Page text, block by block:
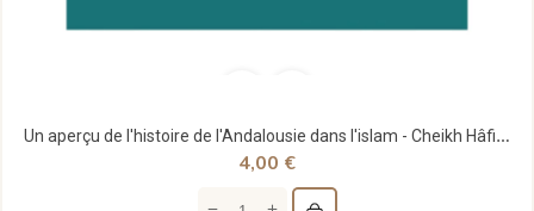
Un aperçu de l'histoire de l'Andalousie dans l'islam - Cheikh Hâfiz al-Hakamî - édition Imam Malik
4,00 €